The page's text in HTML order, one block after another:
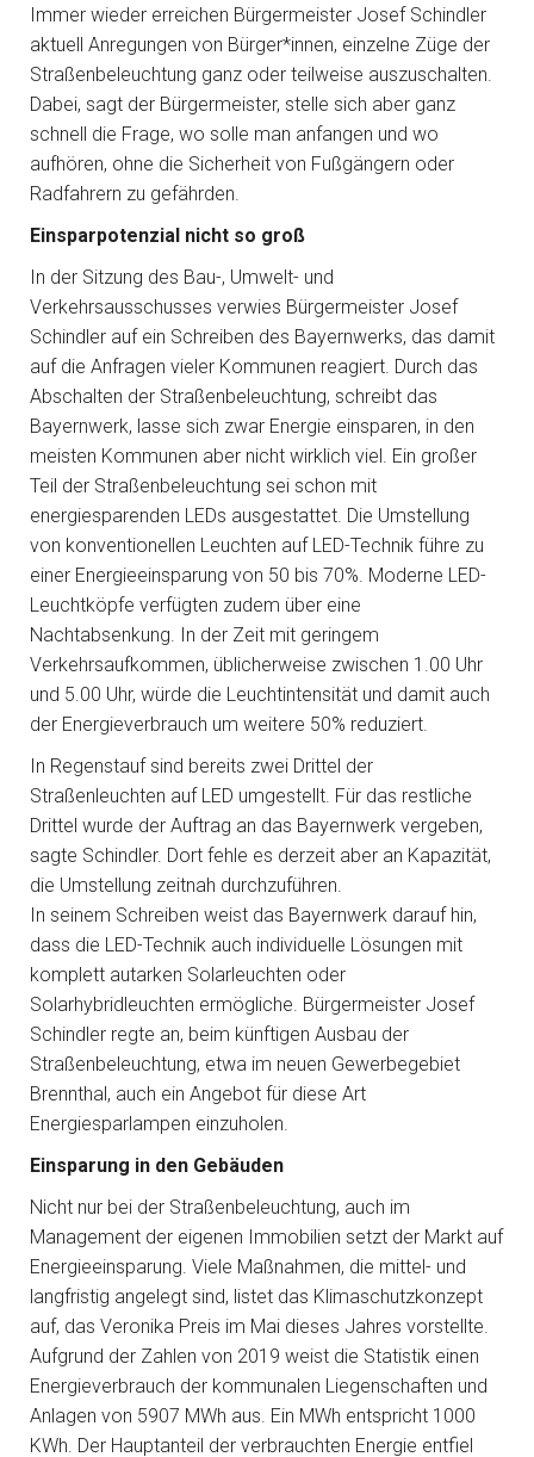
Immer wieder erreichen Bürgermeister Josef Schindler
aktuell Anregungen von Bürger*innen, einzelne Züge der
Straßenbeleuchtung ganz oder teilweise auszuschalten.
Dabei, sagt der Bürgermeister, stelle sich aber ganz
schnell die Frage, wo solle man anfangen und wo
aufhören, ohne die Sicherheit von Fußgängern oder
Radfahrern zu gefährden.
Einsparpotenzial nicht so groß
In der Sitzung des Bau-, Umwelt- und
Verkehrsausschusses verwies Bürgermeister Josef
Schindler auf ein Schreiben des Bayernwerks, das damit
auf die Anfragen vieler Kommunen reagiert. Durch das
Abschalten der Straßenbeleuchtung, schreibt das
Bayernwerk, lasse sich zwar Energie einsparen, in den
meisten Kommunen aber nicht wirklich viel. Ein großer
Teil der Straßenbeleuchtung sei schon mit
energiesparenden LEDs ausgestattet. Die Umstellung
von konventionellen Leuchten auf LED-Technik führe zu
einer Energieeinsparung von 50 bis 70%. Moderne LED-
Leuchtköpfe verfügten zudem über eine
Nachtabsenkung. In der Zeit mit geringem
Verkehrsaufkommen, üblicherweise zwischen 1.00 Uhr
und 5.00 Uhr, würde die Leuchtintensität und damit auch
der Energieverbrauch um weitere 50% reduziert.
In Regenstauf sind bereits zwei Drittel der
Straßenleuchten auf LED umgestellt. Für das restliche
Drittel wurde der Auftrag an das Bayernwerk vergeben,
sagte Schindler. Dort fehle es derzeit aber an Kapazität,
die Umstellung zeitnah durchzuführen.
In seinem Schreiben weist das Bayernwerk darauf hin,
dass die LED-Technik auch individuelle Lösungen mit
komplett autarken Solarleuchten oder
Solarhybridleuchten ermögliche. Bürgermeister Josef
Schindler regte an, beim künftigen Ausbau der
Straßenbeleuchtung, etwa im neuen Gewerbegebiet
Brennthal, auch ein Angebot für diese Art
Energiesparlampen einzuholen.
Einsparung in den Gebäuden
Nicht nur bei der Straßenbeleuchtung, auch im
Management der eigenen Immobilien setzt der Markt auf
Energieeinsparung. Viele Maßnahmen, die mittel- und
langfristig angelegt sind, listet das Klimaschutzkonzept
auf, das Veronika Preis im Mai dieses Jahres vorstellte.
Aufgrund der Zahlen von 2019 weist die Statistik einen
Energieverbrauch der kommunalen Liegenschaften und
Anlagen von 5907 MWh aus. Ein MWh entspricht 1000
KWh. Der Hauptanteil der verbrauchten Energie entfiel